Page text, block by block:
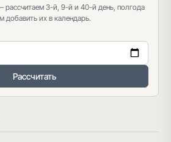
рассчитаем 3-й, 9-й и 40-й день, полгода
их в календарь.
Рассчитать